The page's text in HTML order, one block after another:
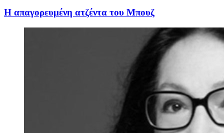
Η απαγορευμένη ατζέντα του Μπουζ